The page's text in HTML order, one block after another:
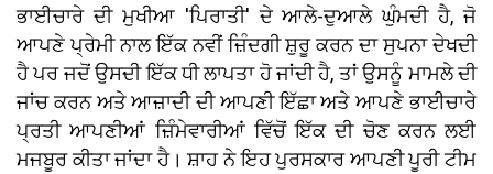
ਭਾਈਚਾਰੇ ਦੀ ਮੁਖੀਆ 'ਪਿਰਾਤੀ' ਦੇ ਆਲੇ-ਦੁਆਲੇ ਘੁੰਮਦੀ ਹੈ, ਜੋ
ਆਪਣੇ ਪ੍ਰੇਮੀ ਨਾਲ ਇੱਕ ਨਵੀਂ ਜ਼ਿੰਦਗੀ ਸ਼ੁਰੂ ਕਰਨ ਦਾ ਸੁਪਨਾ ਦੇਖਦੀ
ਹੈ ਪਰ ਜਦੋਂ ਉਸਦੀ ਇੱਕ ਧੀ ਲਾਪਤਾ ਹੋ ਜਾਂਦੀ ਹੈ, ਤਾਂ ਉਸਨੂੰ ਮਾਮਲੇ ਦੀ
ਜਾਂਚ ਕਰਨ ਅਤੇ ਆਜ਼ਾਦੀ ਦੀ ਆਪਣੀ ਇੱਛਾ ਅਤੇ ਆਪਣੇ ਭਾਈਚਾਰੇ
ਪ੍ਰਤੀ ਆਪਣੀਆਂ ਜ਼ਿੰਮੇਵਾਰੀਆਂ ਵਿੱਚੋਂ ਇੱਕ ਦੀ ਚੋਣ ਕਰਨ ਲਈ
ਮਜਬੂਰ ਕੀਤਾ ਜਾਂਦਾ ਹੈ। ਸ਼ਾਹ ਨੇ ਇਹ ਪੁਰਸਕਾਰ ਆਪਣੀ ਪੂਰੀ ਟੀਮ